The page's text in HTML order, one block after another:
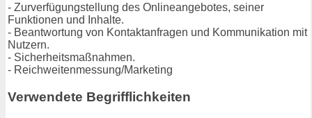
- Zurverfügungstellung des Onlineangebotes, seiner
Funktionen und Inhalte.
- Beantwortung von Kontaktanfragen und Kommunikation mit
Nutzern.
- Sicherheitsmaßnahmen.
- Reichweitenmessung/Marketing
Verwendete Begrifflichkeiten